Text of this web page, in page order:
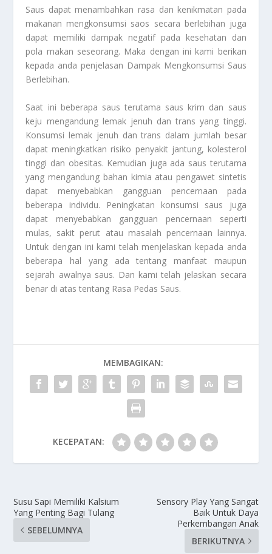
Saus dapat menambahkan rasa dan kenikmatan pada
makanan mengkonsumsi saos secara berlebihan juga
dapat memiliki dampak negatif pada kesehatan dan
pola makan seseorang. Maka dengan ini kami berikan
kepada anda penjelasan Dampak Mengkonsumsi Saus
Berlebihan.
Saat ini beberapa saus terutama saus krim dan saus
keju mengandung lemak jenuh dan trans yang tinggi.
Konsumsi lemak jenuh dan trans dalam jumlah besar
dapat meningkatkan risiko penyakit jantung, kolesterol
tinggi dan obesitas. Kemudian juga ada saus terutama
yang mengandung bahan kimia atau pengawet sintetis
dapat menyebabkan gangguan pencernaan pada
beberapa individu. Peningkatan konsumsi saus juga
dapat menyebabkan gangguan pencernaan seperti
mulas, sakit perut atau masalah pencernaan lainnya.
Untuk dengan ini kami telah menjelaskan kepada anda
beberapa hal yang ada tentang manfaat maupun
sejarah awalnya saus. Dan kami telah jelaskan secara
benar di atas tentang Rasa Pedas Saus.
MEMBAGIKAN:
KECEPATAN:
Susu Sapi Memiliki Kalsium
Yang Penting Bagi Tulang
SEBELUMNYA
Sensory Play Yang Sangat
Baik Untuk Daya
Perkembangan Anak
BERIKUTNYA